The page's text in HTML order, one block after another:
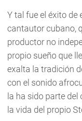
Y tal fue el éxito de
cantautor cubano,
productor no
propio sueño que
exalta la tradición
con el sonido
la ha sido parte del
la vida del propio